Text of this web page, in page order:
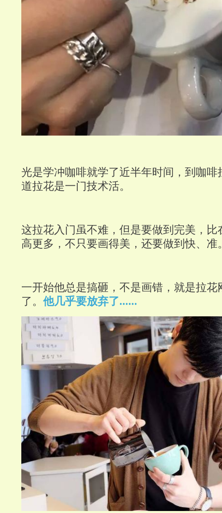
光是学冲咖啡就学了近半年时间，到咖啡
道拉花是一门技术活。
这拉花入门虽不难，但是要做到完美，比
高更多，不只要画得美，还要做到快、准
一开始他总是搞砸，不是画错，就是拉花
了。 他几乎要放弃了......